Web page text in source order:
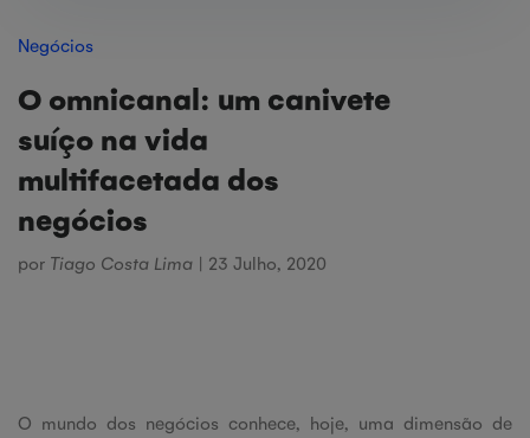
Negócios
O omnicanal: um canivete
suíço na vida
multifacetada dos
negócios
por Tiago Costa Lima | 23 Julho, 2020
O mundo dos negócios conhece, hoje, uma dimensão de